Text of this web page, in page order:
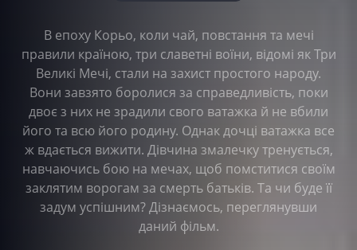
В епоху Корьо, коли чай, повстання та мечі
правили країною, три славетні воїни, відомі як Три
Великі Мечі, стали на захист простого народу.
Вони завзято боролися за справедливість, поки
двоє з них не зрадили свого ватажка й не вбили
його та всю його родину. Однак дочці ватажка все
ж вдається вижити. Дівчина змалечку тренується,
навчаючись бою на мечах, щоб помститися своїм
заклятим ворогам за смерть батьків. Та чи буде її
задум успішним? Дізнаємось, переглянувши
даний фільм.